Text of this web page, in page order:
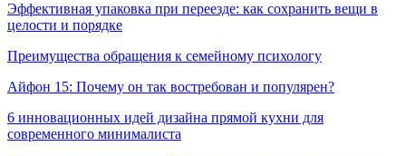
Эффективная упаковка при переезде: как сохранить вещи в
целости и порядке
Преимущества обращения к семейному психологу
Айфон 15: Почему он так востребован и популярен?
6 инновационных идей дизайна прямой кухни для
современного минималиста